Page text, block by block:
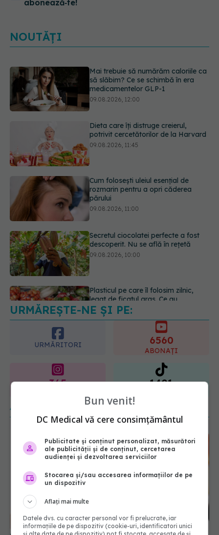
abonează‑te!
NOUTĂȚI
Dieta care îți distruge creierul,
potrivit cercetătorilor de la Harvard
09.08.2026, 11:45
Cum folosești uleiul esențial de
rozmarin pentru a opri căderea
părului
Secretul ciocolatei perfecte a fost
descoperit. Nu se află în rețetă
09.08.2026, 10:00
Plasticul pe care îl folosim zilnic,
legat de ficatul gras. Ce au
descoperit cercetătorii
Mai trebuie să numărăm caloriile ca
să slăbim? Ce se schimbă în era
medicamentelor GLP-1
09.08.2026, 12:00
URMĂREȘTE-NE ȘI PE:
URMĂRITORI
ABONAȚI
URMĂRITORI
1401
URMĂRITORI
ARTICOLE SIMILARE
Ora la care mănânci, impact asupra kilogramelor
06 aug 2025, 15:44
Bun venit!
DC Medical vă cere consimțământul
Publicitate și conținut personalizat, măsurători
ale publicității și de conținut, cercetarea
audienței și dezvoltarea serviciilor
Stocarea și/sau accesarea informațiilor de pe
un dispozitiv
Aflați mai multe
Datele dvs. cu caracter personal vor fi prelucrate, iar
informațiile de pe dispozitiv (cookie-uri, identificatori unici